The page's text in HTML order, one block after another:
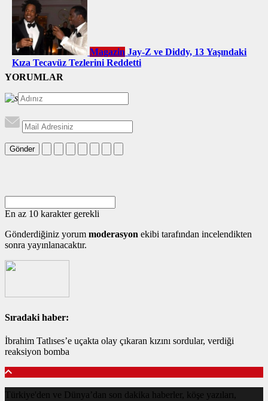
Magazin Jay-Z ve Diddy, 13 Yaşındaki
Kıza Tecavüz Tezlerini Reddetti
YORUMLAR
Gönder
En az 10 karakter gerekli
Gönderdiğiniz yorum moderasyon ekibi tarafından incelendikten
sonra yayınlanacaktır.
Sıradaki haber:
İbrahim Tatlıses’e uçakta olay çıkaran kızını sordular, verdiği
reaksiyon bomba
Türkiye'den ve Dünya’dan son dakika haberler, köşe yazıları,